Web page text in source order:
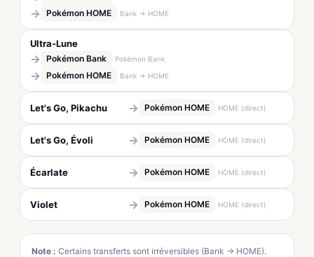
→ Pokémon HOME Bank → HOME
Ultra-Lune
→ Pokémon Bank Pokémon Bank
→ Pokémon HOME Bank → HOME
Let's Go, Pikachu → Pokémon HOME HOME (direct)
Let's Go, Évoli → Pokémon HOME HOME (direct)
Écarlate → Pokémon HOME HOME (direct)
Violet → Pokémon HOME HOME (direct)
Note : Certains transferts sont irréversibles (Bank → HOME).